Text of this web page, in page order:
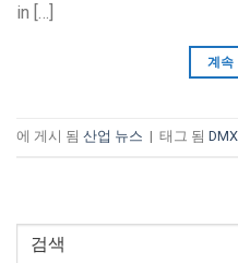
in […]
계속
에 게시 됨 산업 뉴스 | 태그 됨